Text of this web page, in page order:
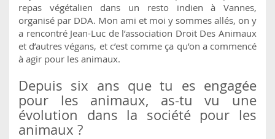
repas végétalien dans un resto indien à Vannes,
organisé par DDA. Mon ami et moi y sommes allés, on y
a rencontré Jean-Luc de l’association Droit Des Animaux
et d’autres végans, et c’est comme ça qu’on a commencé
à agir pour les animaux.
Depuis six ans que tu es engagée
pour les animaux, as-tu vu une
évolution dans la société pour les
animaux ?